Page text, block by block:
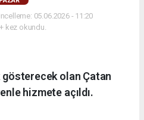
05.06.2026 - 11:20
kez okundu.
olan Çatan
hizmete açıldı.